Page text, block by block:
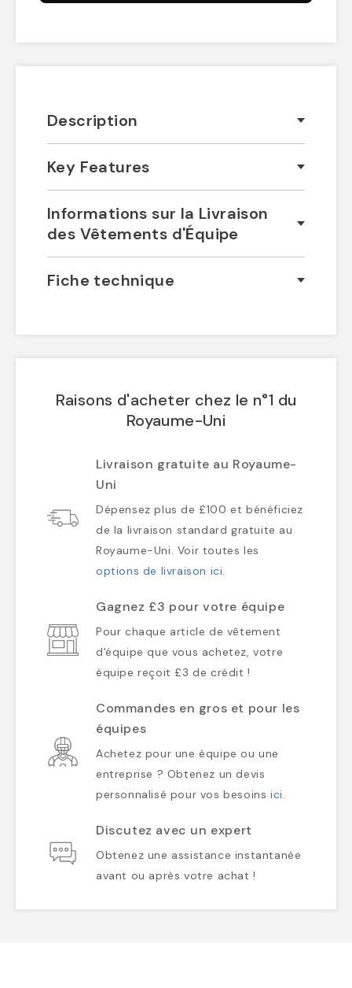
Description
Key Features
Informations sur la Livraison
des Vêtements d'Équipe
Fiche technique
Raisons d'acheter chez le n°1 du
Royaume-Uni
Livraison gratuite au Royaume-
Uni
Dépensez plus de £100 et bénéficiez
de la livraison standard gratuite au
Royaume-Uni. Voir toutes les
options de livraison ici.
Gagnez £3 pour votre équipe
Pour chaque article de vêtement
d'équipe que vous achetez, votre
équipe reçoit £3 de crédit !
Commandes en gros et pour les
équipes
Achetez pour une équipe ou une
entreprise ? Obtenez un devis
personnalisé pour vos besoinsici.
Discutez avec un expert
Obtenez une assistance instantanée
avant ou après votre achat !